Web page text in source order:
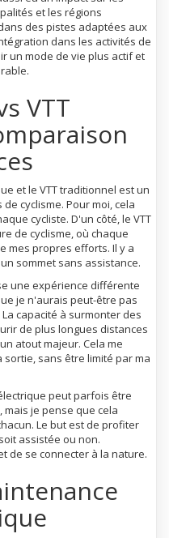
et les régions
des pistes adaptées aux
dans les activités de
un mode de vie plus actif et
VTT
et le VTT traditionnel est un
cyclisme. Pour moi, cela
cycliste. D'un côté, le VTT
de cyclisme, où chaque
mes propres efforts. Il y a
sommet sans assistance.
une expérience différente
je n'aurais peut-être pas
capacité à surmonter des
de plus longues distances
atout majeur. Cela me
sans être limité par ma
peut parfois être
mais je pense que cela
Le but est de profiter
assistée ou non.
de se connecter à la nature.